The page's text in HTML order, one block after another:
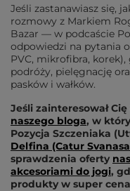
Jeśli zastanawiasz się,
rozmowy z Markiem
Bazar — w podcaście
odpowiedzi na pytania
PVC, mikrofibra,
podróży, pielęgnację
pasków i wałków.
Jeśli zainteresował
naszego bloga, w
Pozycja Szczeniaka
Delfina (Catur
sprawdzenia oferty
akcesoriami do jogi,
produkty w super